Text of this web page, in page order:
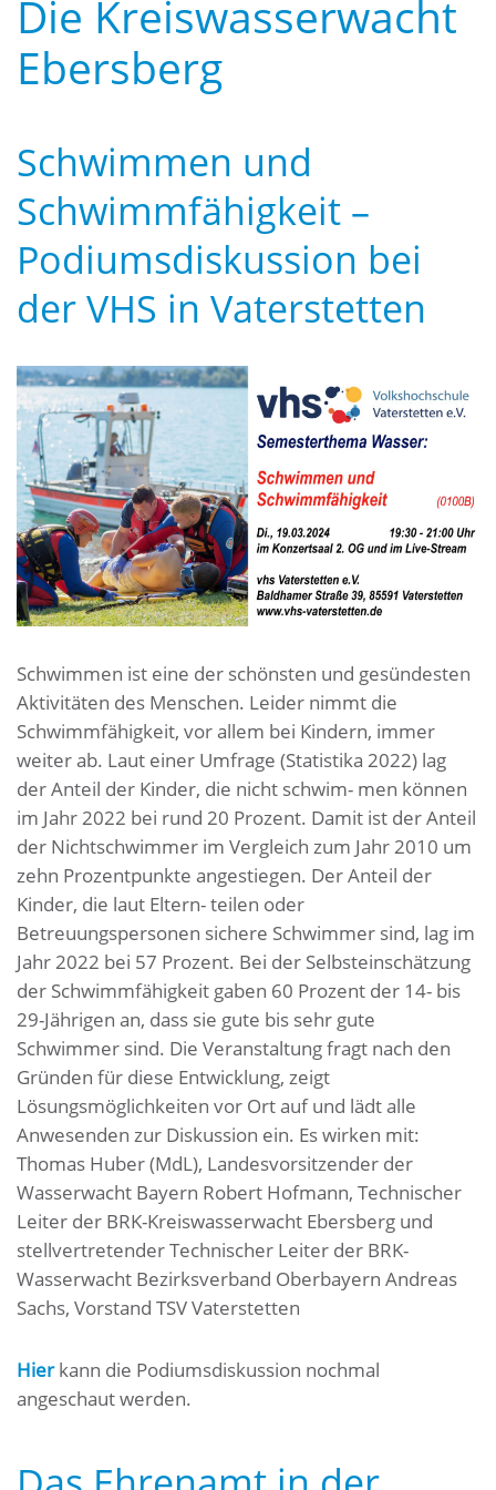
Die Kreiswasserwacht
Ebersberg
Schwimmen und
Schwimmfähigkeit –
Podiumsdiskussion bei
der VHS in Vaterstetten
Schwimmen ist eine der schönsten und gesündesten
Aktivitäten des Menschen. Leider nimmt die
Schwimmfähigkeit, vor allem bei Kindern, immer
weiter ab. Laut einer Umfrage (Statistika 2022) lag
der Anteil der Kinder, die nicht schwim- men können
im Jahr 2022 bei rund 20 Prozent. Damit ist der Anteil
der Nichtschwimmer im Vergleich zum Jahr 2010 um
zehn Prozentpunkte angestiegen. Der Anteil der
Kinder, die laut Eltern- teilen oder
Betreuungspersonen sichere Schwimmer sind, lag im
Jahr 2022 bei 57 Prozent. Bei der Selbsteinschätzung
der Schwimmfähigkeit gaben 60 Prozent der 14- bis
29-Jährigen an, dass sie gute bis sehr gute
Schwimmer sind. Die Veranstaltung fragt nach den
Gründen für diese Entwicklung, zeigt
Lösungsmöglichkeiten vor Ort auf und lädt alle
Anwesenden zur Diskussion ein. Es wirken mit:
Thomas Huber (MdL), Landesvorsitzender der
Wasserwacht Bayern Robert Hofmann, Technischer
Leiter der BRK-Kreiswasserwacht Ebersberg und
stellvertretender Technischer Leiter der BRK-
Wasserwacht Bezirksverband Oberbayern Andreas
Sachs, Vorstand TSV Vaterstetten
Hierkann die Podiumsdiskussion nochmal
angeschaut werden.